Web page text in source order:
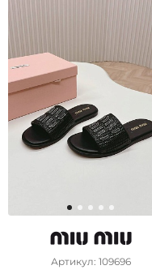
Артикул: 109696